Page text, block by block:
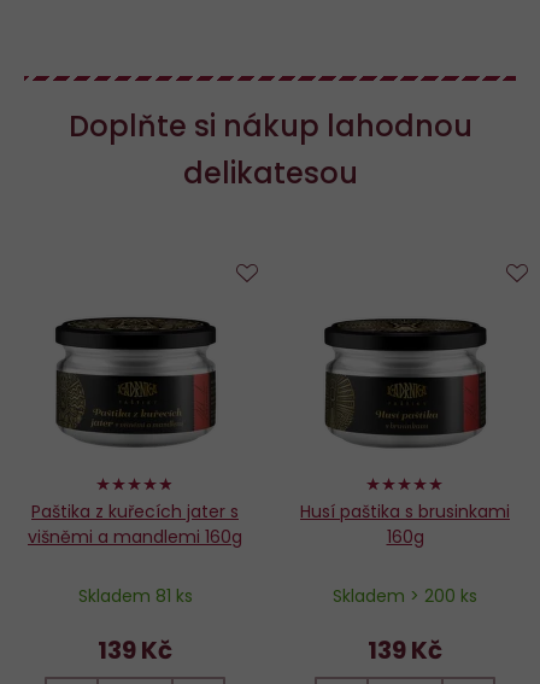
Složení
Doplňte si nákup lahodnou
delikatesou
96%
Paštika z kuřecích jater s
višněmi a mandlemi 160g
Skladem 81 ks
139 Kč
oblíbených
98%
Husí paštika s brusinkami
160g
Skladem > 200 ks
139 Kč